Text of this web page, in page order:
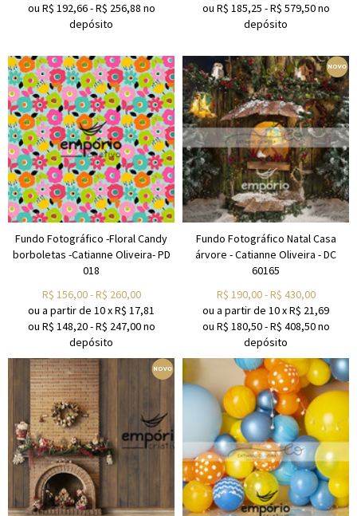
ou R$ 192,66-R$ 256,88 no
depósito
ou R$ 185,25 -R$ 579,50no
depósito
Fundo Fotográfico -Floral Candy
borboletas -Catianne Oliveira- PD
018
R$ 156,00-R$ 260,00
ou a partir de 10xR$ 17,81
ou R$ 148,20-R$ 247,00no
depósito
Fundo Fotográfico Natal Casa
árvore - Catianne Oliveira - DC
60165
R$ 190,00-R$ 430,00
ou a partir de 10xR$ 21,69
ou R$ 180,50-R$ 408,50no
depósito